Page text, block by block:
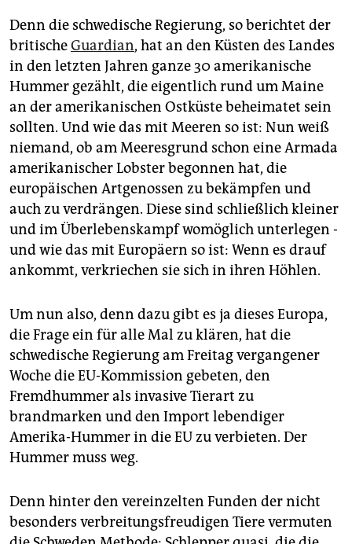
Denn die schwedische Regierung, so berichtet der
britischeGuardian, hat an den Küsten des Landes
in den letzten Jahren ganze 30 amerikanische
Hummer gezählt, die eigentlich rund um Maine
an der amerikanischen Ostküste beheimatet sein
sollten. Und wie das mit Meeren so ist: Nun weiß
niemand, ob am Meeresgrund schon eine Armada
amerikanischer Lobster begonnen hat, die
europäischen Artgenossen zu bekämpfen und
auch zu verdrängen. Diese sind schließlich kleiner
und im Überlebenskampf womöglich unterlegen -
und wie das mit Europäern so ist: Wenn es drauf
ankommt, verkriechen sie sich in ihren Höhlen.
Um nun also, denn dazu gibt es ja dieses Europa,
die Frage ein für alle Mal zu klären, hat die
schwedische Regierung am Freitag vergangener
Woche die EU-Kommission gebeten, den
Fremdhummer als invasive Tierart zu
brandmarken und den Import lebendiger
Amerika-Hummer in die EU zu verbieten. Der
Hummer muss weg.
Denn hinter den vereinzelten Funden der nicht
besonders verbreitungsfreudigen Tiere vermuten